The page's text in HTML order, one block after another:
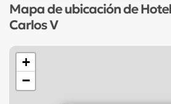
Mapa de ubicación de
Carlos V
+
−